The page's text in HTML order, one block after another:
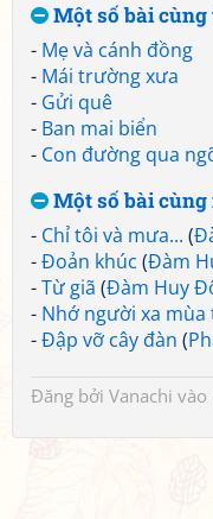
Một số bài cùng
- Mẹ và cánh đồng
- Mái trường xưa
- Gửi quê
- Ban mai biển
- Con đường qua
Một số bài
- Chỉ tôi và mưa... (
-Đoản khúc (Đàm
-Từ giã (Đàm Huy
- Nhớ người xa mùa
-Đập vỡ cây đàn (
Đăng bởi Vanachi vào